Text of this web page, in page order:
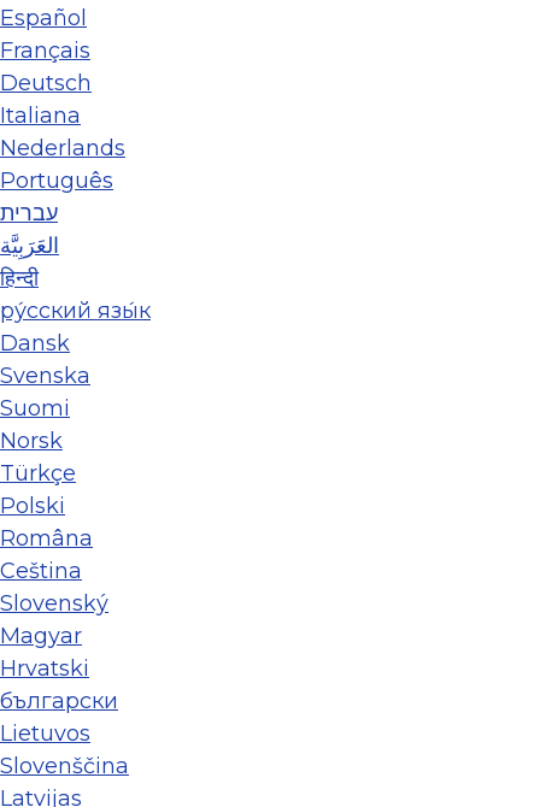
Español
Français
Deutsch
Italiana
Nederlands
Português
עברית
العَرَبِيَّة
हिन्दी
ру́сский язы́к
Dansk
Svenska
Suomi
Norsk
Türkçe
Polski
Româna
Ceština
Slovenský
Magyar
Hrvatski
български
Lietuvos
Slovenščina
Latvijas